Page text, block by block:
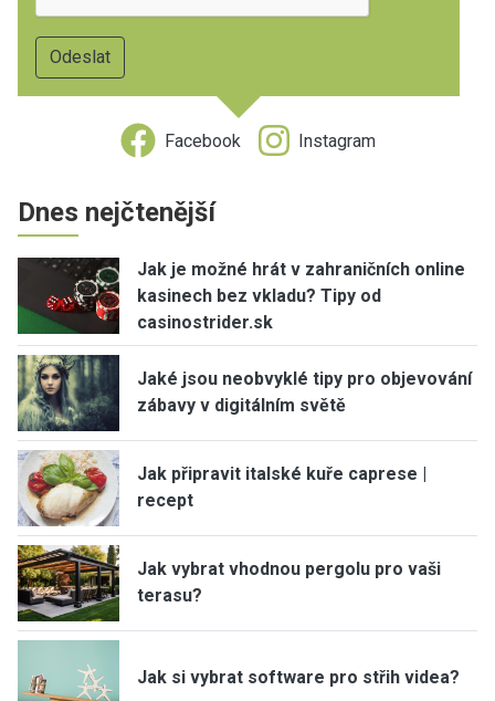
Facebook Instagram
Dnes nejčtenější
Jak je možné hrát v zahraničních online
kasinech bez vkladu? Tipy od
casinostrider.sk
Jaké jsou neobvyklé tipy pro objevování
zábavy v digitálním světě
Jak připravit italské kuře caprese |
recept
Jak vybrat vhodnou pergolu pro vaši
terasu?
Jak si vybrat software pro střih videa?